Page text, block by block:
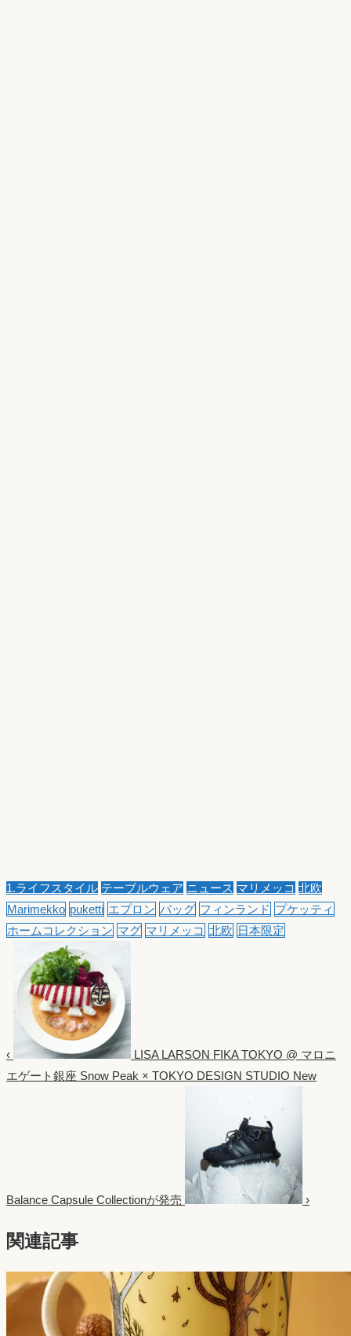
1.ライフスタイル テーブルウェア ニュース マリメッコ 北欧
Marimekko puketti エプロン バッグ フィンランド プケッティ
ホームコレクション マグ マリメッコ 北欧 日本限定
‹
LISA LARSON FIKA TOKYO @ マロニ
エゲート銀座 Snow Peak × TOKYO DESIGN STUDIO New
Balance Capsule Collectionが発売 ›
関連記事